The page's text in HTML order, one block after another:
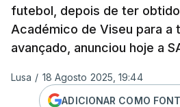
futebol, depois de ter
Académico de Viseu para a
avançado, anunciou hoje a
Lusa / 18 Agosto 2025, 19:44
ADICIONAR COMO